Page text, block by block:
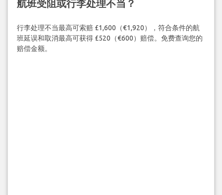
航班受阻或行李处理不当？
行李处理不当最高可索赔 £1,600（€1,920），符合条件的航
班延误和取消最高可获得 £520（€600）赔偿。免费查询您的
赔偿金额。